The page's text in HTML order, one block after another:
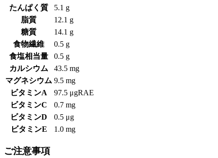
たんぱく質
5.1 g
脂質
12.1 g
糖質
14.1 g
食物繊維
0.5 g
食塩相当量
0.5 g
カルシウム
43.5 mg
マグネシウム 9.5 mg
ビタミンA
97.5 μgRAE
ビタミンC
0.7 mg
ビタミンD
0.5 μg
ビタミンE
1.0 mg
ご注意事項